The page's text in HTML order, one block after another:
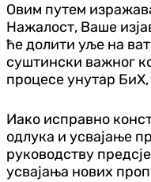
Овим путем
Нажалост, Ваше
ће долити уље на
суштински важног
процесе унутар БиХ,
Иако исправно
одлука и усвајање
руководству
усвајања нових